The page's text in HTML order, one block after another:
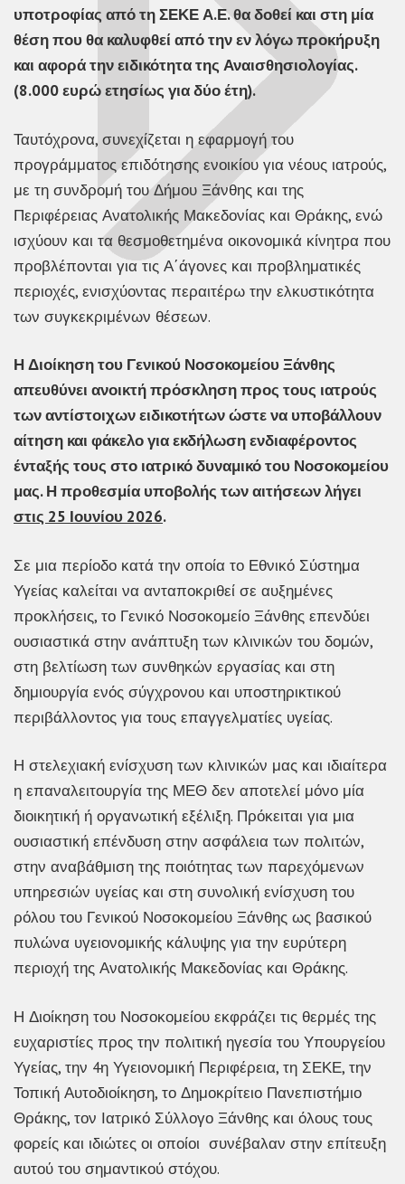
υποτροφίας από τη ΣΕΚΕ Α.Ε. θα δοθεί και στη μία
θέση που θα καλυφθεί από την εν λόγω προκήρυξη
και αφορά την ειδικότητα της Αναισθησιολογίας.
(8.000 ευρώ ετησίως για δύο έτη).
Ταυτόχρονα, συνεχίζεται η εφαρμογή του
προγράμματος επιδότησης ενοικίου για νέους ιατρούς,
με τη συνδρομή του Δήμου Ξάνθης και της
Περιφέρειας Ανατολικής Μακεδονίας και Θράκης, ενώ
ισχύουν και τα θεσμοθετημένα οικονομικά κίνητρα που
προβλέπονται για τις Α΄άγονες και προβληματικές
περιοχές, ενισχύοντας περαιτέρω την ελκυστικότητα
των συγκεκριμένων θέσεων.
Η Διοίκηση του Γενικού Νοσοκομείου Ξάνθης
απευθύνει ανοικτή πρόσκληση προς τους ιατρούς
των αντίστοιχων ειδικοτήτων ώστε να υποβάλλουν
αίτηση και φάκελο για εκδήλωση ενδιαφέροντος
ένταξής τους στο ιατρικό δυναμικό του Νοσοκομείου
μας. Η προθεσμία υποβολής των αιτήσεων λήγει
στις 25 Ιουνίου 2026.
Σε μια περίοδο κατά την οποία το Εθνικό Σύστημα
Υγείας καλείται να ανταποκριθεί σε αυξημένες
προκλήσεις, το Γενικό Νοσοκομείο Ξάνθης επενδύει
ουσιαστικά στην ανάπτυξη των κλινικών του δομών,
στη βελτίωση των συνθηκών εργασίας και στη
δημιουργία ενός σύγχρονου και υποστηρικτικού
περιβάλλοντος για τους επαγγελματίες υγείας.
Η στελεχιακή ενίσχυση των κλινικών μας και ιδιαίτερα
η επαναλειτουργία της ΜΕΘ δεν αποτελεί μόνο μία
διοικητική ή οργανωτική εξέλιξη. Πρόκειται για μια
ουσιαστική επένδυση στην ασφάλεια των πολιτών,
στην αναβάθμιση της ποιότητας των παρεχόμενων
υπηρεσιών υγείας και στη συνολική ενίσχυση του
ρόλου του Γενικού Νοσοκομείου Ξάνθης ως βασικού
πυλώνα υγειονομικής κάλυψης για την ευρύτερη
περιοχή της Ανατολικής Μακεδονίας και Θράκης.
Η Διοίκηση του Νοσοκομείου εκφράζει τις θερμές της
ευχαριστίες προς την πολιτική ηγεσία του Υπουργείου
Υγείας, την 4η Υγειονομική Περιφέρεια, τη ΣΕΚΕ, την
Τοπική Αυτοδιοίκηση, το Δημοκρίτειο Πανεπιστήμιο
Θράκης, τον Ιατρικό Σύλλογο Ξάνθης και όλους τους
φορείς και ιδιώτες οι οποίοι συνέβαλαν στην επίτευξη
αυτού του σημαντικού στόχου.